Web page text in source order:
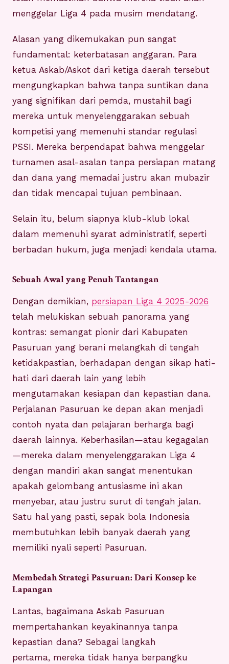
menggelar Liga 4 pada musim mendatang.
Alasan yang dikemukakan pun sangat
fundamental: keterbatasan anggaran. Para
ketua Askab/Askot dari ketiga daerah tersebut
mengungkapkan bahwa tanpa suntikan dana
yang signifikan dari pemda, mustahil bagi
mereka untuk menyelenggarakan sebuah
kompetisi yang memenuhi standar regulasi
PSSI. Mereka berpendapat bahwa menggelar
turnamen asal-asalan tanpa persiapan matang
dan dana yang memadai justru akan mubazir
dan tidak mencapai tujuan pembinaan.
Selain itu, belum siapnya klub-klub lokal
dalam memenuhi syarat administratif, seperti
berbadan hukum, juga menjadi kendala utama.
Sebuah Awal yang Penuh Tantangan
Dengan demikian, persiapan Liga 4 2025-2026
telah melukiskan sebuah panorama yang
kontras: semangat pionir dari Kabupaten
Pasuruan yang berani melangkah di tengah
ketidakpastian, berhadapan dengan sikap hati-
hati dari daerah lain yang lebih
mengutamakan kesiapan dan kepastian dana.
Perjalanan Pasuruan ke depan akan menjadi
contoh nyata dan pelajaran berharga bagi
daerah lainnya. Keberhasilan—atau kegagalan
—mereka dalam menyelenggarakan Liga 4
dengan mandiri akan sangat menentukan
apakah gelombang antusiasme ini akan
menyebar, atau justru surut di tengah jalan.
Satu hal yang pasti, sepak bola Indonesia
membutuhkan lebih banyak daerah yang
memiliki nyali seperti Pasuruan.
Membedah Strategi Pasuruan: Dari Konsep ke
Lapangan
Lantas, bagaimana Askab Pasuruan
mempertahankan keyakinannya tanpa
kepastian dana? Sebagai langkah
pertama, mereka tidak hanya berpangku